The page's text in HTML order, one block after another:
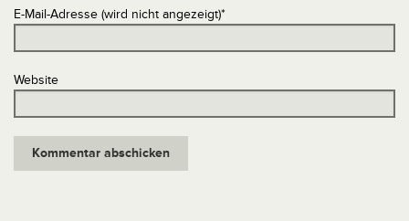
E-Mail-Adresse (wird nicht angezeigt)*
Website